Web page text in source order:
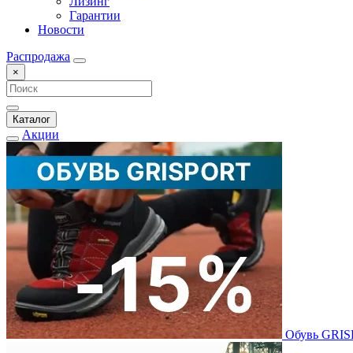
Гарантии
Новости
Распродажа
×
Каталог
Акции
Обувь